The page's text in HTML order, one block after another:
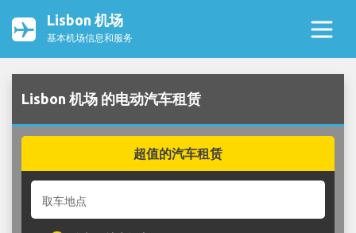
Lisbon 机场
基本机场信息和服务
Lisbon 机场 的电动汽车租赁
超值的汽车租赁
取车地点